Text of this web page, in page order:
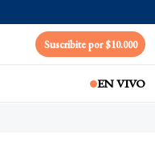
Suscribite por $10.000
EN VIVO